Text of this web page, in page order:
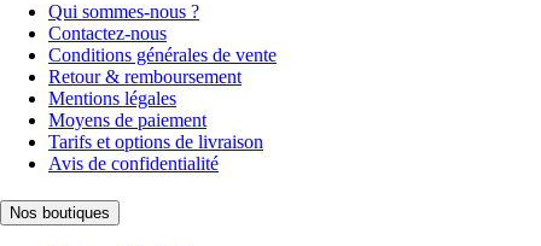
Qui sommes-nous ?
Contactez-nous
Conditions générales de vente
Retour & remboursement
Mentions légales
Moyens de paiement
Tarifs et options de livraison
Avis de confidentialité
Nos boutiques